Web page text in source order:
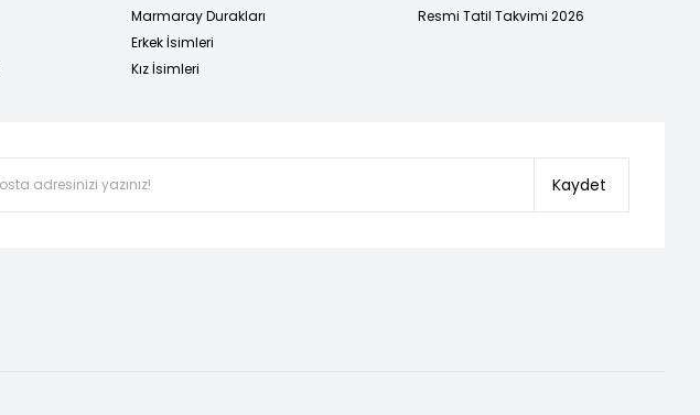
Marmaray Durakları
Erkek İsimleri
Kız İsimleri
Resmi Tatil Takvimi 2026
Kaydet